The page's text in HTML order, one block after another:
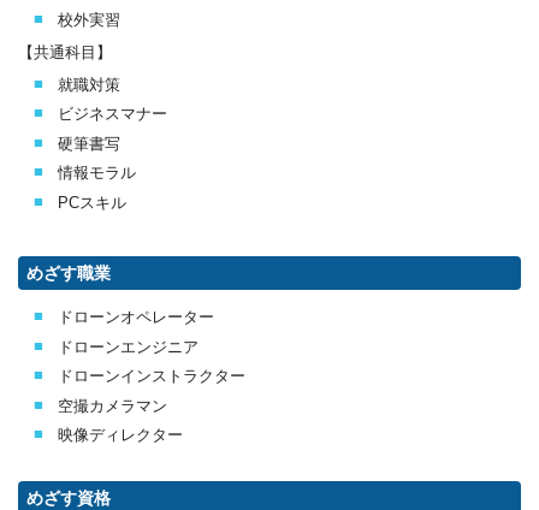
校外実習
【共通科目】
就職対策
ビジネスマナー
硬筆書写
情報モラル
PCスキル
めざす職業
ドローンオペレーター
ドローンエンジニア
ドローンインストラクター
空撮カメラマン
映像ディレクター
めざす資格